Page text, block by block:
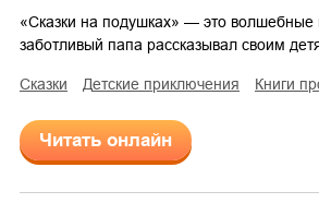
«Сказки на подушках» — это волшебные
заботливый папа рассказывал своим
сказки детские приключения книги
Читать онлайн